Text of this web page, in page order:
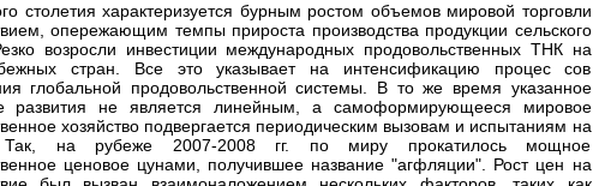
столетия характеризуется бурным ростом объемов мировой торговли
опережающим темпы прироста производства продукции сельского
возросли инвестиции международных продовольственных ТНК на
стран. Все это указывает на интенсификацию процес сов
глобальной продовольственной системы. В то же время указанное
развития не является линейным, а самоформирующееся мировое
хозяйство подвергается периодическим вызовам и испытаниям на
Так, на рубеже 2007-2008 гг. по миру прокатилось мощное
ценовое цунами, получившее название "агфляции". Рост цен на